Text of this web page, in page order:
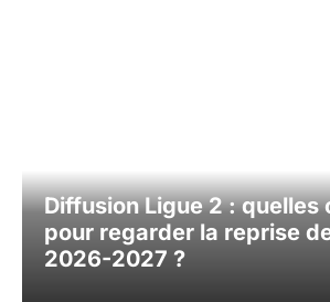
Diffusion Ligue 2 : quelles
pour regarder la reprise
2026-2027 ?